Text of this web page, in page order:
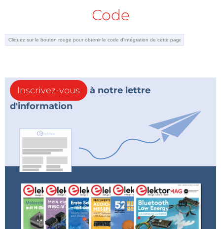
Code
Inscrivez-vous
à notre lettre
d'information